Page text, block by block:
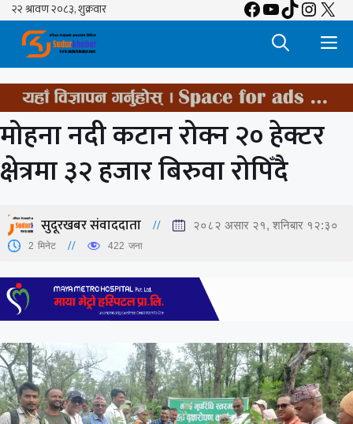
Skip
content
Facebook
YouTube
TikTok
X
मोहना नदी कटान रोक्न २० हेक्टर
क्षेत्रमा ३२ हजार बिरुवा रोपिँदै
सुदूरखबर संवाददाता २०८२ असार २१, शनिबार १२:३०
2 मिनेट 422 जना